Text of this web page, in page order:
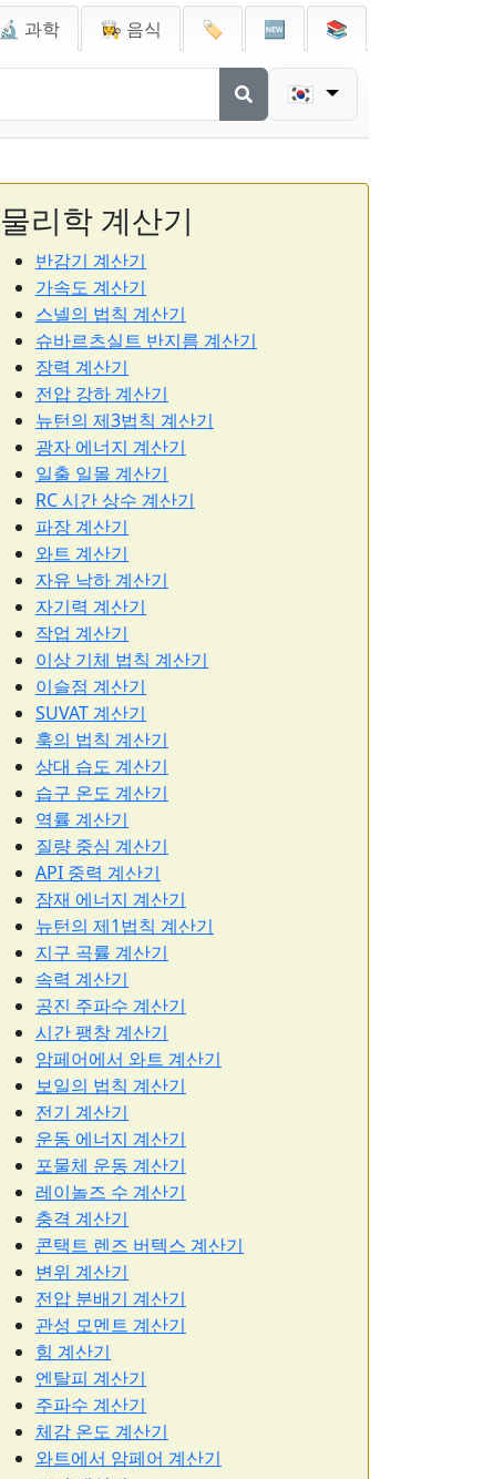
🔬 과학 👩‍🍳 음식 🏷️ 🆕 📚
🇰🇷
물리학 계산기
반감기 계산기
가속도 계산기
스넬의 법칙 계산기
슈바르츠실트 반지름 계산기
장력 계산기
전압 강하 계산기
뉴턴의 제3법칙 계산기
광자 에너지 계산기
일출 일몰 계산기
RC 시간 상수 계산기
파장 계산기
와트 계산기
자유 낙하 계산기
자기력 계산기
작업 계산기
이상 기체 법칙 계산기
이슬점 계산기
SUVAT 계산기
훅의 법칙 계산기
상대 습도 계산기
습구 온도 계산기
역률 계산기
질량 중심 계산기
API 중력 계산기
잠재 에너지 계산기
뉴턴의 제1법칙 계산기
지구 곡률 계산기
속력 계산기
공진 주파수 계산기
시간 팽창 계산기
암페어에서 와트 계산기
보일의 법칙 계산기
전기 계산기
운동 에너지 계산기
포물체 운동 계산기
레이놀즈 수 계산기
충격 계산기
콘택트 렌즈 버텍스 계산기
변위 계산기
전압 분배기 계산기
관성 모멘트 계산기
힘 계산기
엔탈피 계산기
주파수 계산기
체감 온도 계산기
와트에서 암페어 계산기